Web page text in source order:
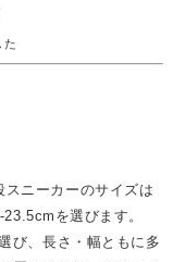
た
ニーカーのサイズは
を選びます。
び、長さ・幅ともに多